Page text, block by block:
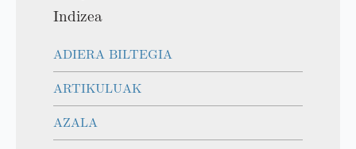
Indizea
ADIERA BILTEGIA
ARTIKULUAK
AZALA